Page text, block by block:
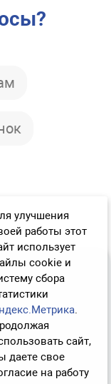
улучшения
работы этот
использует
cookie и
сбора
.
сайт,
даете свое
на работу